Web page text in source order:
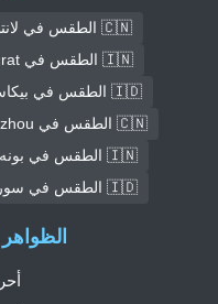
🇨🇳 الطقس في لانتشو
🇮🇳 الطقس في Surat
🇮🇩 الطقس في بيكاسي
🇨🇳 الطقس في Huizhou
🇮🇳 الطقس في بونه
🇮🇩 الطقس في سورابايا